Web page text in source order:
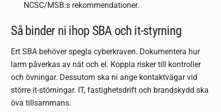
NCSC/MSB:s rekommendationer.
Så binder ni ihop SBA och it-styrning
Ert SBA behöver spegla cyberkraven. Dokumentera hur
larm påverkas av nät och el. Koppla risker till kontroller
och övningar. Dessutom ska ni ange kontaktvägar vid
större it-störningar. IT, fastighetsdrift och brandskydd ska
öva tillsammans.